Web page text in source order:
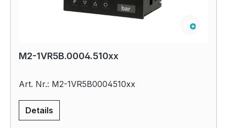
M2-1VR5B.0004.510xx
Art. Nr.: M2-1VR5B0004510xx
Details